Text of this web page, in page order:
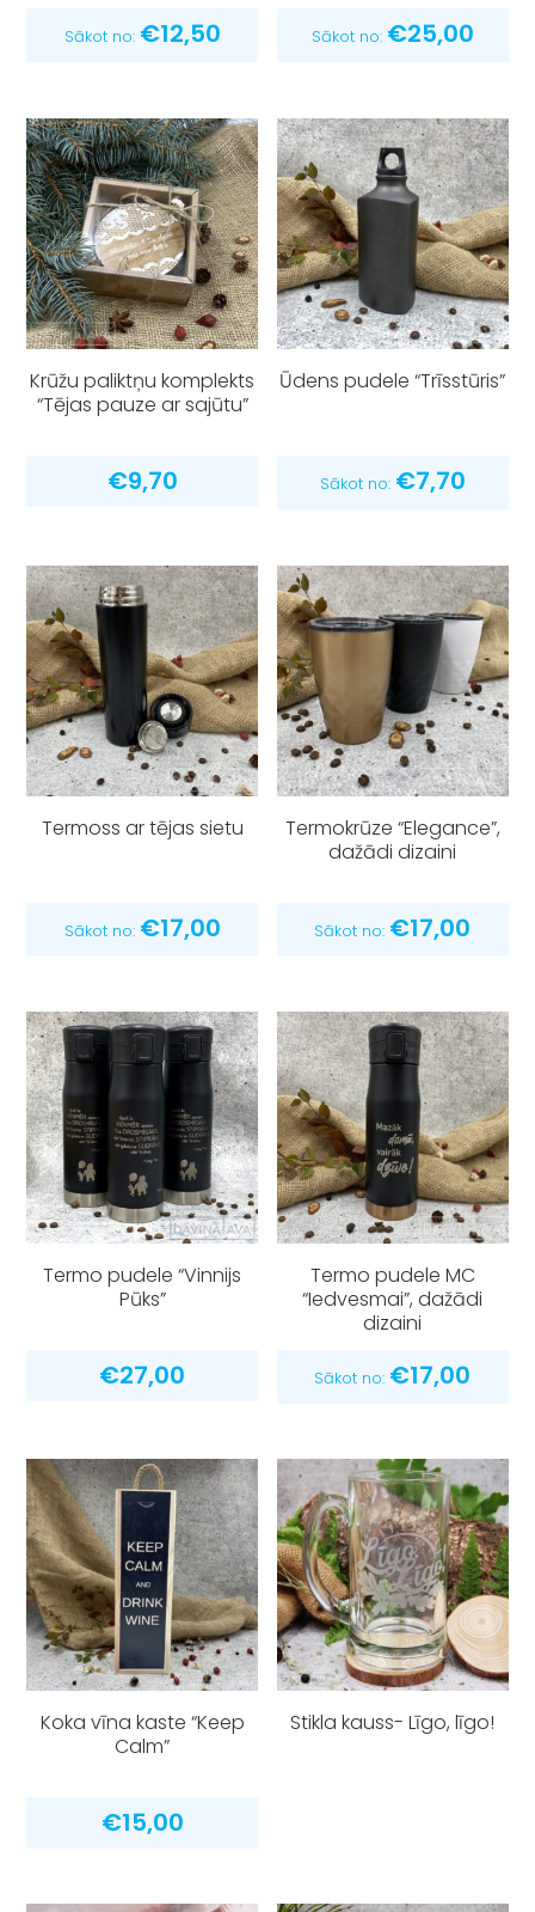
Sākot no: €12,50 Sākot no: €25,00
Krūžu paliktņu komplekts
“Tējas pauze ar sajūtu”
€9,70
Ūdens pudele “Trīsstūris”
Sākot no: €7,70
Termoss ar tējas sietu
Sākot no: €17,00
Termokrūze “Elegance”,
dažādi dizaini
Sākot no: €17,00
Termo pudele “Vinnijs
Pūks”
€27,00
Termo pudele MC
“Iedvesmai”, dažādi
dizaini
Sākot no: €17,00
Koka vīna kaste “Keep
Calm”
€15,00
Stikla kauss- Līgo, līgo!